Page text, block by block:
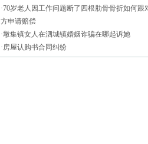
·70岁老人因工作问题断了四根肋骨骨折如何跟
方申请赔偿
·墩集镇女人在泗城镇婚姻诈骗在哪起诉她
·房屋认购书合同纠纷